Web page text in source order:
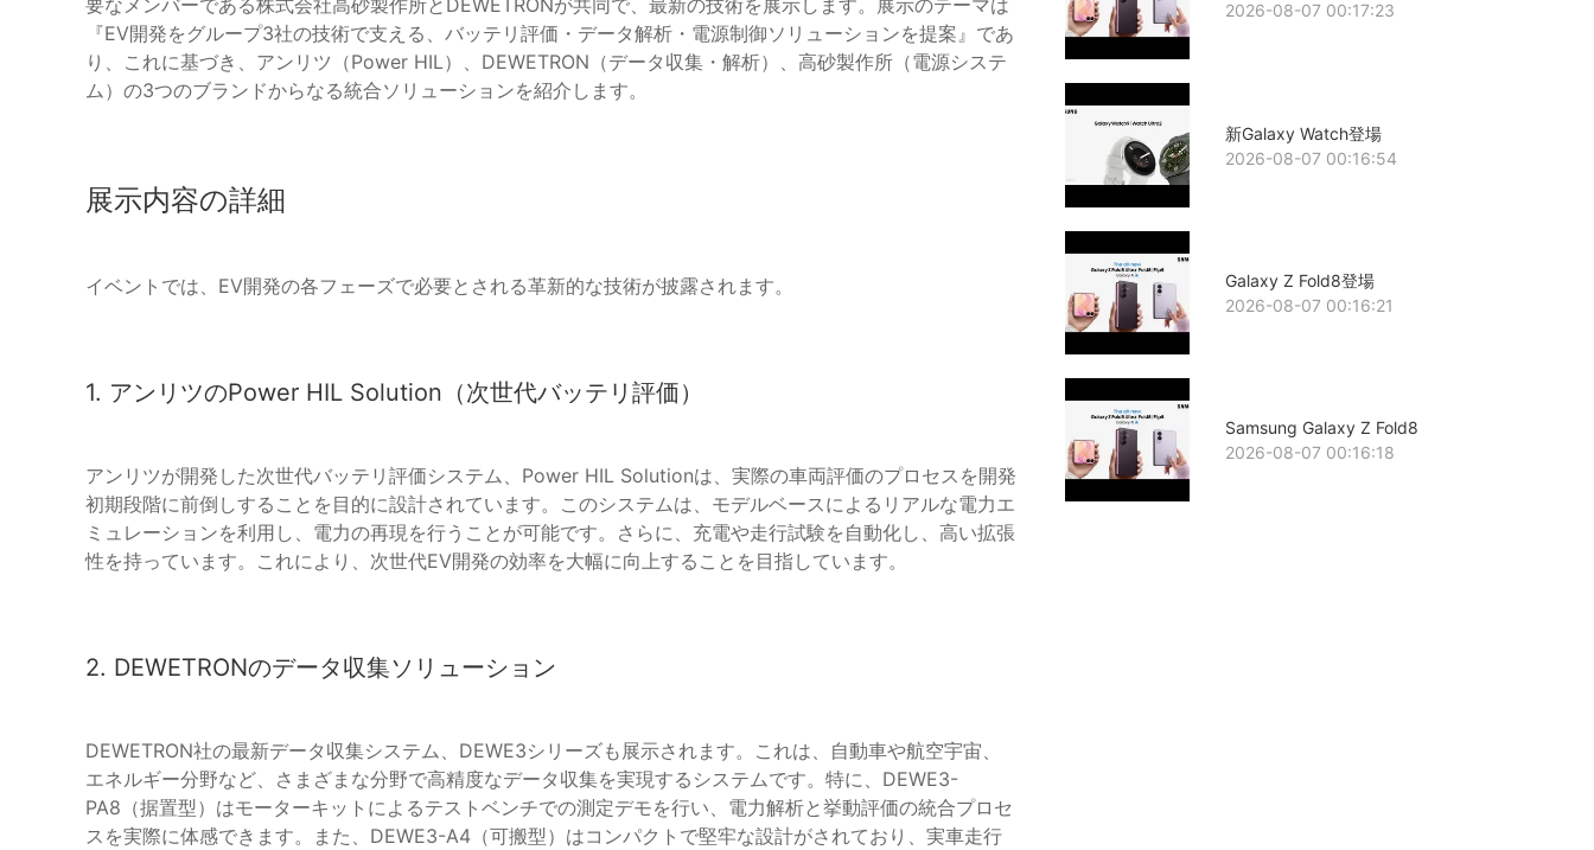
要なメンバーである株式会社高砂製作所とDEWETRONが共同で、最新の技術を展示します。展示のテーマは
『EV開発をグループ3社の技術で支える、バッテリ評価・データ解析・電源制御ソリューションを提案』であ
り、これに基づき、アンリツ（Power HIL）、DEWETRON（データ収集・解析）、高砂製作所（電源システ
ム）の3つのブランドからなる統合ソリューションを紹介します。
展示内容の詳細
イベントでは、EV開発の各フェーズで必要とされる革新的な技術が披露されます。
1. アンリツのPower HIL Solution（次世代バッテリ評価）
アンリツが開発した次世代バッテリ評価システム、Power HIL Solutionは、実際の車両評価のプロセスを開発
初期段階に前倒しすることを目的に設計されています。このシステムは、モデルベースによるリアルな電力エ
ミュレーションを利用し、電力の再現を行うことが可能です。さらに、充電や走行試験を自動化し、高い拡張
性を持っています。これにより、次世代EV開発の効率を大幅に向上することを目指しています。
2. DEWETRONのデータ収集ソリューション
DEWETRON社の最新データ収集システム、DEWE3シリーズも展示されます。これは、自動車や航空宇宙、
エネルギー分野など、さまざまな分野で高精度なデータ収集を実現するシステムです。特に、DEWE3-
PA8（据置型）はモーターキットによるテストベンチでの測定デモを行い、電力解析と挙動評価の統合プロセ
スを実際に体感できます。また、DEWE3-A4（可搬型）はコンパクトで堅牢な設計がされており、実車走行
2026-08-07 00:17:23
新Galaxy Watch登場
2026-08-07 00:16:54
Galaxy Z Fold8登場
2026-08-07 00:16:21
Samsung Galaxy Z Fold8
2026-08-07 00:16:18